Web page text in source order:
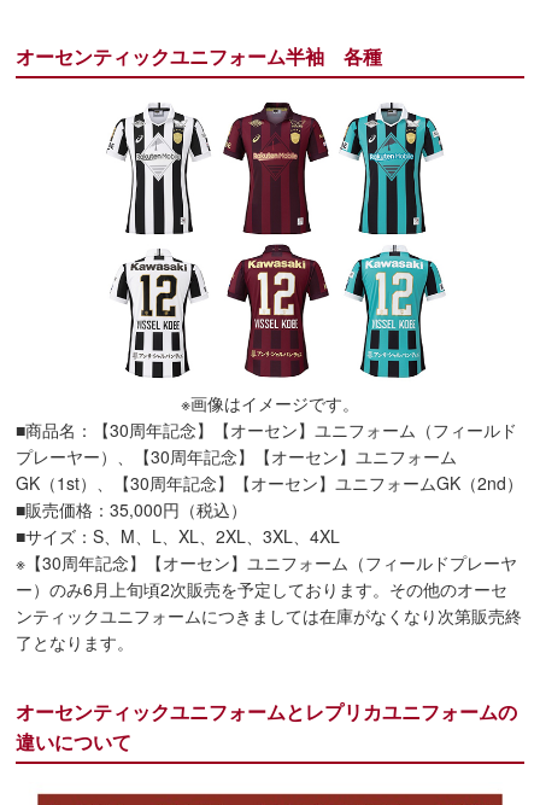
オーセンティックユニフォーム半袖 各種
※画像はイメージです。
■商品名：【30周年記念】【オーセン】ユニフォーム（フィールド
プレーヤー）、【30周年記念】【オーセン】ユニフォーム
GK（1st）、【30周年記念】【オーセン】ユニフォームGK（2nd）
■販売価格：35,000円（税込）
■サイズ：S、M、L、XL、2XL、3XL、4XL
※【30周年記念】【オーセン】ユニフォーム（フィールドプレーヤ
ー）のみ6月上旬頃2次販売を予定しております。その他のオーセ
ンティックユニフォームにつきましては在庫がなくなり次第販売終
了となります。
オーセンティックユニフォームとレプリカユニフォームの
違いについて